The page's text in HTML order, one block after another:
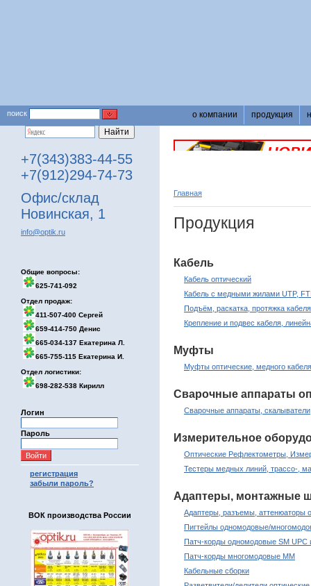
поиск о компании продукция
+7(343)383-44-55
+7(912)294-74-73
Офис/склад
Новинская, 1
info@optik.ru
Общие вопросы:
625-741-092
Отдел продаж:
411-507-400 Сергей
659-414-750 Денис
665-034-137 Екатерина Л.
665-755-115 Екатерина И.
Отдел логистики:
698-282-538 Кирилл
Логин
Пароль
регистрация
забыли пароль?
ВОК производства России
Главная
Продукция
Кабель
Кабель оптический
Кабель с медными жилами UTP,
Подъём, раскатка, протяжка
Крепление и подвес кабеля,
Муфты
Муфты оптические, медного
Сварочные аппараты
Сварочные аппараты,
Измерительное
Оптические Рефлектометры,
Тестеры медных линий, трассо-,
Адаптеры, монтажные
Адаптеры, разъемы, аттенюаторы
Пигтейлы одномодовые/
Патч-корды одномодовые SM UPC
Патч-корды многомодовые MM
Кабельные сборки